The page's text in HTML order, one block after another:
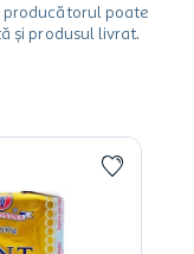
producătorul poate
și produsul livrat.